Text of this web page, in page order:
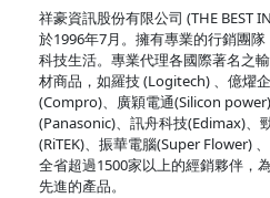
祥豪資訊股份有限公司 (THE BEST
於1996年7月。擁有專業的行銷團
科技生活。專業代理各國際著名之
材商品，如羅技 (Logitech) 、億燿
(Compro)、廣穎電通(Silicon
(Panasonic)、訊舟科技(Edimax)、
(RiTEK)、振華電腦(Super Flower)
全省超過1500家以上的經銷夥伴，
先進的產品。